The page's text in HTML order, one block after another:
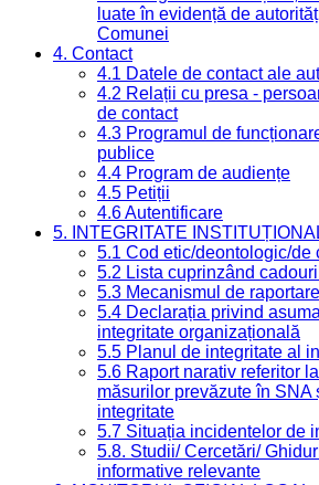
luate în evidență de
Comunei
4. Contact
4.1 Datele de contact ale
4.2 Relații cu presa -
de contact
4.3 Programul de
publice
4.4 Program de audiențe
4.5 Petiții
4.6 Autentificare
5. INTEGRITATE
5.1 Cod etic/deontologic/de
5.2 Lista cuprinzând
5.3 Mecanismul de
5.4 Declarația privind
integritate organizațională
5.5 Planul de integritate al
5.6 Raport narativ referitor
măsurilor prevăzute în SNA
integritate
5.7 Situația incidentelor de
5.8. Studii/ Cercetări/
informative relevante